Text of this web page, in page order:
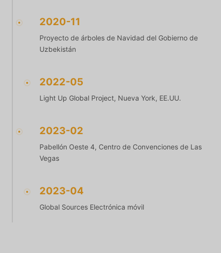
2020-11
Proyecto de árboles de Navidad del Gobierno de
Uzbekistán
2022-05
Light Up Global Project, Nueva York, EE.UU.
2023-02
Pabellón Oeste 4, Centro de Convenciones de Las
Vegas
2023-04
Global Sources Electrónica móvil